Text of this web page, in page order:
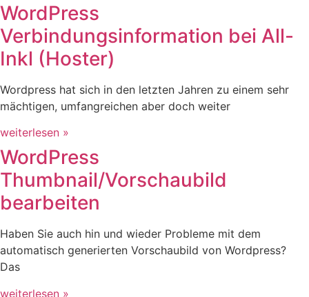
WordPress
Verbindungsinformation bei All-
Inkl (Hoster)
Wordpress hat sich in den letzten Jahren zu einem sehr
mächtigen, umfangreichen aber doch weiter
weiterlesen »
WordPress
Thumbnail/Vorschaubild
bearbeiten
Haben Sie auch hin und wieder Probleme mit dem
automatisch generierten Vorschaubild von Wordpress?
Das
weiterlesen »